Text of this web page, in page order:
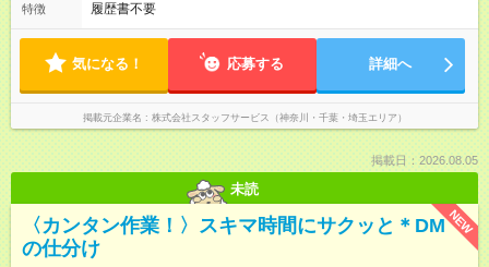
特徴 履歴書不要
気になる！ 応募する 詳細へ
掲載元企業名 株式会社スタッフサービス（神奈川・千葉・埼玉エリア）
掲載日：2026.08.05
未読
NEW
〈カンタン作業！〉スキマ時間にサクッと＊DM
の仕分け